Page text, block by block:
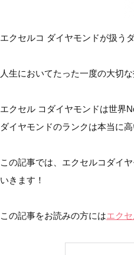
エクセルコ ダイヤモンドが扱う
人生においてたった一度の大切
エクセル コダイヤモンドは世界
ダイヤモンドのランクは本当に
この記事では、エクセルコダイ
いきます！
この記事をお読みの方にはエク